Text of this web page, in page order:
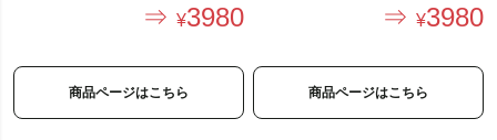
3980
商品ページはこちら
3980
商品ページはこちら